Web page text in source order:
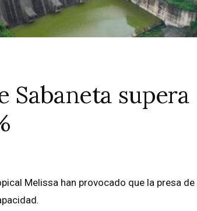
Sabaneta supera
Melissa han provocado que la presa de